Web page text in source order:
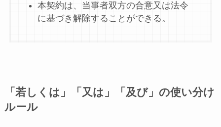
本契約は、当事者双方の合意又は法令
に基づき解除することができる。
「若しくは」「又は」「及び」の使い分け
ルール